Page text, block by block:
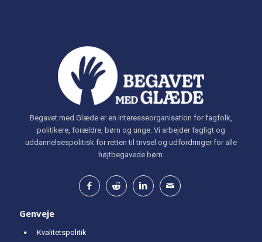
Begavet med Glæde er en interesseorganisation for fagfolk,
politikere, forældre, børn og unge. Vi arbejder fagligt og
uddannelsespolitisk for retten til trivsel og udfordringer for alle
højtbegavede børn.
Genveje
Kvalitetspolitik